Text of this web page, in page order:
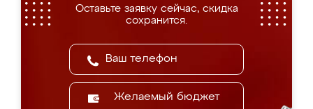
Оставьте заявку сейчас, скидка
сохранится.
Желаемый бюджет